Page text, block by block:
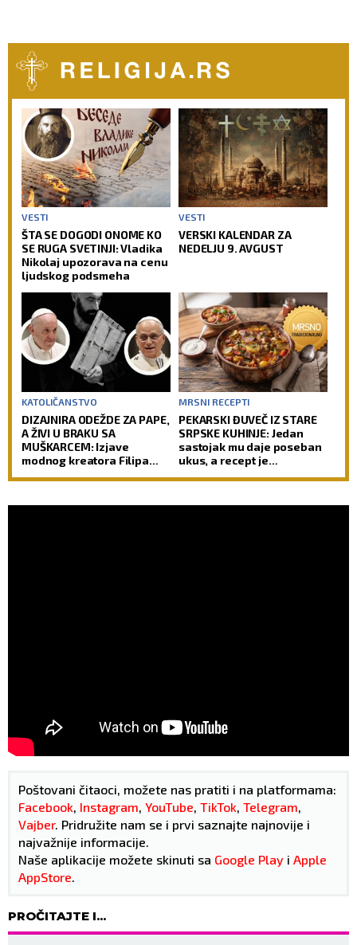
VESTI
ŠTA SE DOGODI ONOME KO
SE RUGA SVETINJI: Vladika
Nikolaj upozorava na cenu
ljudskog podsmeha
VESTI
VERSKI KALENDAR ZA
NEDELJU 9. AVGUST
KATOLIČANSTVO
DIZAJNIRA ODEŽDE ZA PAPE,
A ŽIVI U BRAKU SA
MUŠKARCEM: Izjave
modnog kreatora Filipa
MRSNI RECEPTI
PEKARSKI ĐUVEČ IZ STARE
SRPSKE KUHINJE: Jedan
sastojak mu daje poseban
ukus, a recept je
Poštovani čitaoci, možete nas pratiti i na platformama:
Facebook, Instagram, YouTube, TikTok, Telegram,
Vajber. Pridružite nam se i prvi saznajte najnovije i
najvažnije informacije.
Naše aplikacije možete skinuti sa Google Play i Apple
AppStore.
PROČITAJTE I...